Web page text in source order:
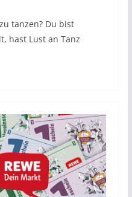
tanzen? Du bist
hast Lust an Tanz